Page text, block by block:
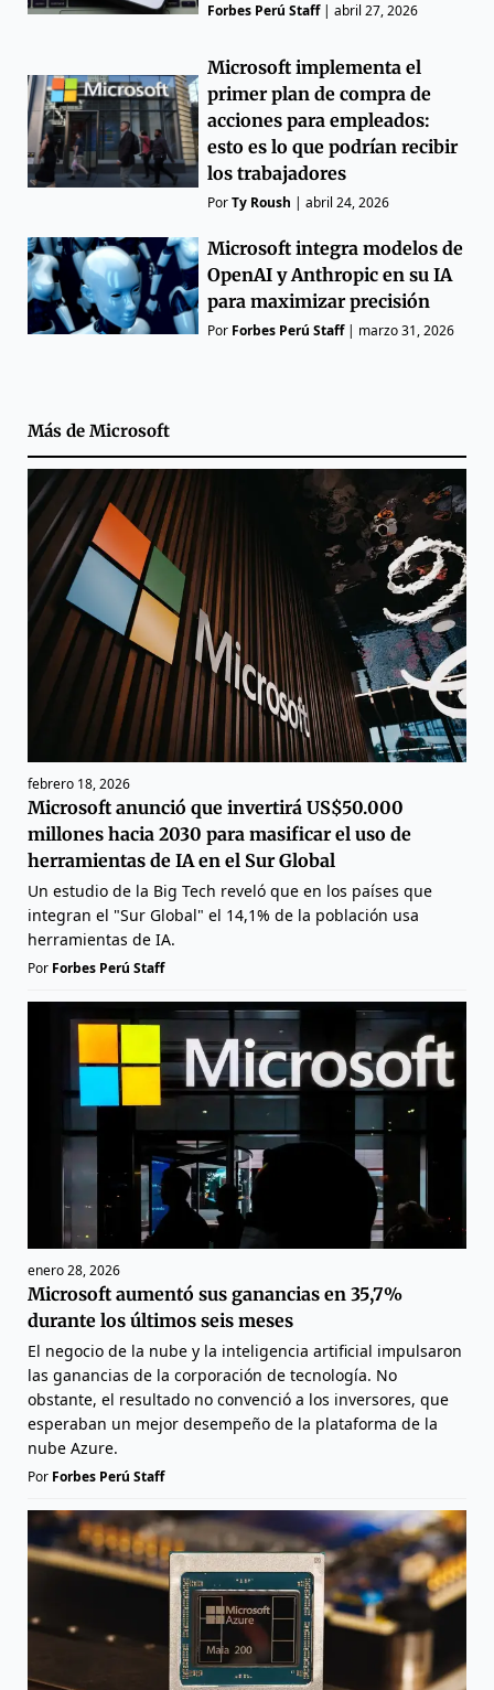
Forbes Perú Staff|abril 27, 2026
Microsoft implementa el
primer plan de compra de
acciones para empleados:
esto es lo que podrían recibir
los trabajadores
PorTy Roush |abril 24, 2026
Microsoft integra modelos de
OpenAI y Anthropic en su IA
para maximizar precisión
Por Forbes Perú Staff| marzo 31, 2026
Más de Microsoft
febrero 18, 2026
Microsoft anunció que invertirá US$50.000
millones hacia 2030 para masificar el uso de
herramientas de IA en el Sur Global
Un estudio de la Big Tech reveló que en los países que
integran el "Sur Global" el 14,1% de la población usa
herramientas de IA.
Por Forbes Perú Staff
enero 28, 2026
Microsoft aumentó sus ganancias en 35,7%
durante los últimos seis meses
El negocio de la nube y la inteligencia artificial impulsaron
las ganancias de la corporación de tecnología. No
obstante, el resultado no convenció a los inversores, que
esperaban un mejor desempeño de la plataforma de la
nube Azure.
Por Forbes Perú Staff